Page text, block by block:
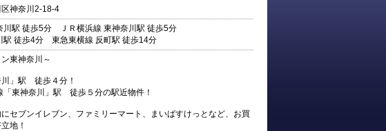
神奈川2-18-4
川駅 徒歩5分 ＪＲ横浜線 東神奈川駅 徒歩5分
駅 徒歩4分 東急東横線 反町駅 徒歩14分
東神奈川～
」駅 徒歩４分！
「東神奈川」駅 徒歩５分の駅近物件！
セブンイレブン、ファミリーマート、まいばすけっとなど、お買
地！